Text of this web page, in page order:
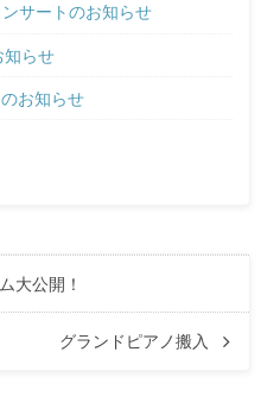
サートのお知らせ
知らせ
お知らせ
大公開！
グランドピアノ搬入